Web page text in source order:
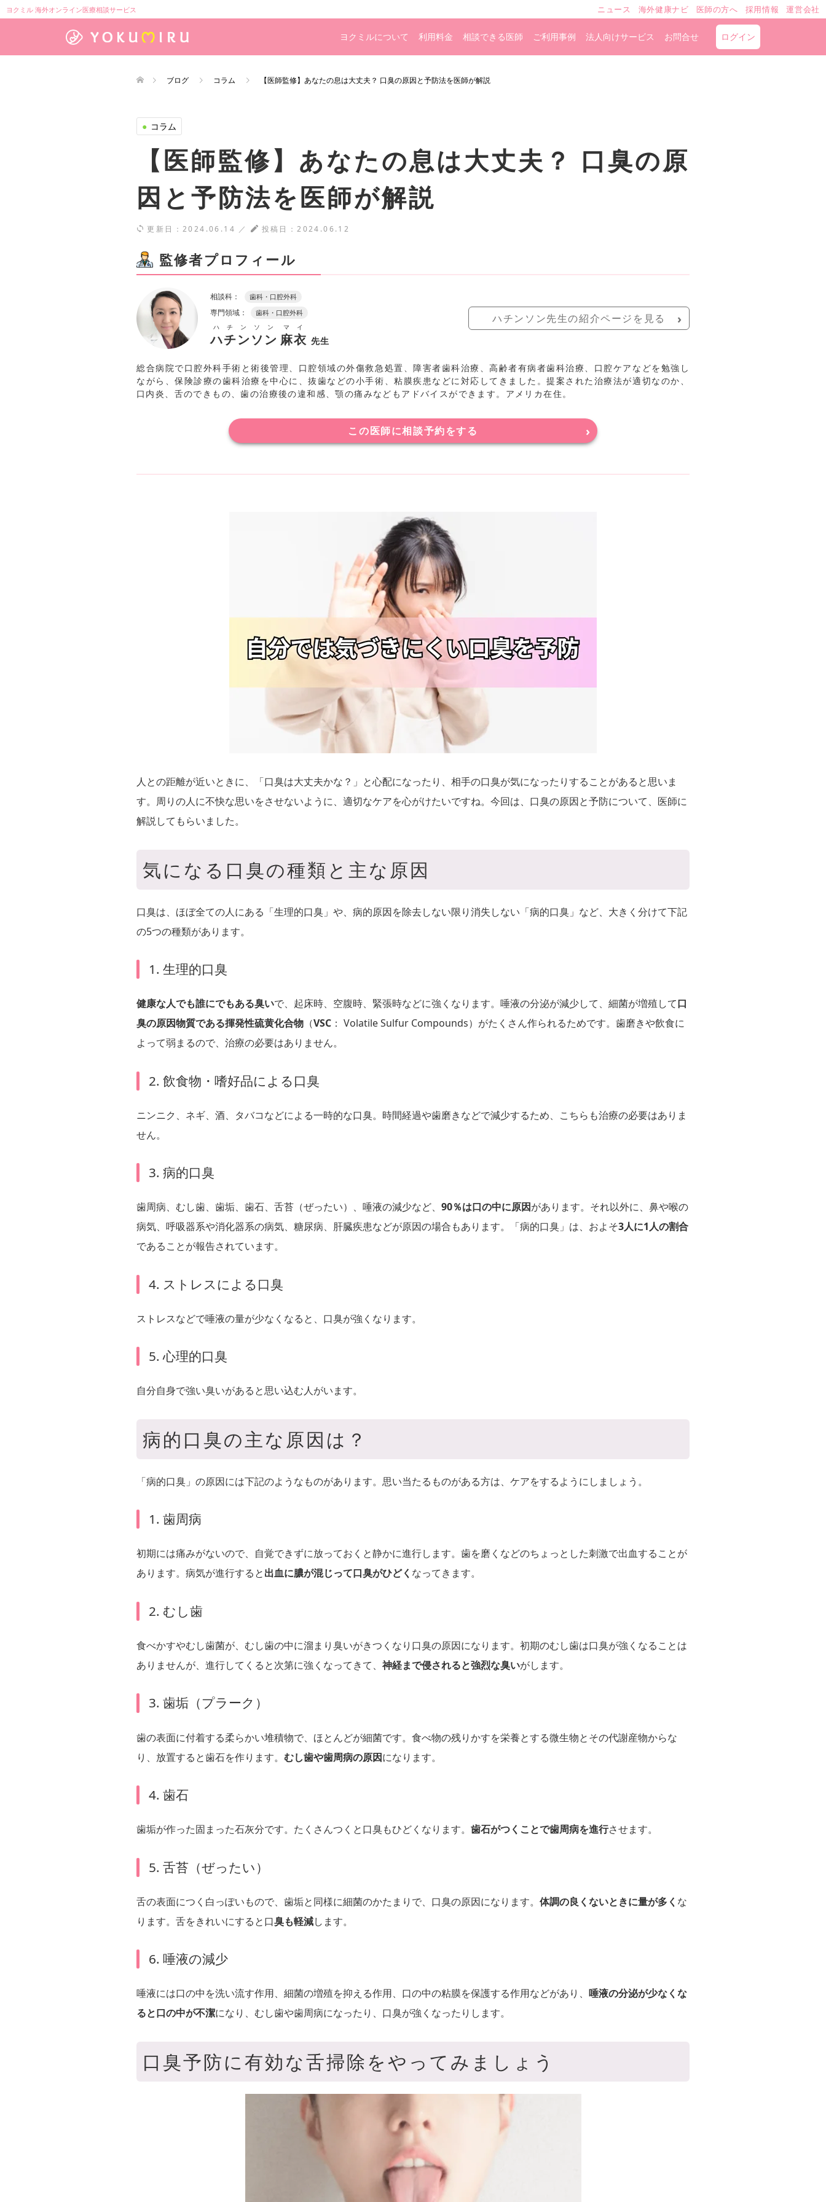
ヨクミル 海外オンライン医療相談サービス ニュース 海外健康ナビ 医師の方へ 採用情報 運営会社
ヨクミルについて 利用料金 相談できる医師 ご利用事例 法人向けサービス お問合せ ログイン
ブログ コラム 【医師監修】あなたの息は大丈夫？ 口臭の原因と予防法を医師が解説
● コラム
【医師監修】あなたの息は大丈夫？ 口臭の原
因と予防法を医師が解説
更新日： 2024.06.14 ／ 投稿日：2024.06.12
監修者プロフィール
相談科： 歯科・口腔外科
専門領域： 歯科・口腔外科
ハチンソン
ハチンソン
麻衣
マイ
先生
ハチンソン先生の紹介ページを見る
総合病院で口腔外科手術と術後管理、口腔領域の外傷救急処置、障害者歯科治療、高齢者有病者歯科治療、口腔ケアなどを勉強し
ながら、保険診療の歯科治療を中心に、抜歯などの小手術、粘膜疾患などに対応してきました。提案された治療法が適切なのか、
口内炎、舌のできもの、歯の治療後の違和感、顎の痛みなどもアドバイスができます。アメリカ在住。
この医師に相談予約をする
人との距離が近いときに、「口臭は大丈夫かな？」と心配になったり、相手の口臭が気になったりすることがあると思いま
す。周りの人に不快な思いをさせないように、適切なケアを心がけたいですね。今回は、口臭の原因と予防について、医師に
解説してもらいました。
気になる口臭の種類と主な原因
口臭は、ほぼ全ての人にある「生理的口臭」や、病的原因を除去しない限り消失しない「病的口臭」など、大きく分けて下記
の5つの種類があります。
1. 生理的口臭
健康な人でも誰にでもある臭いで、起床時、空腹時、緊張時などに強くなります。唾液の分泌が減少して、細菌が増殖して口
臭の原因物質である揮発性硫黄化合物 （VSC ： Volatile Sulfur Compounds）がたくさん作られるためです。歯磨きや飲食に
よって弱まるので、治療の必要はありません。
2. 飲食物・嗜好品による口臭
ニンニク、ネギ、酒、タバコなどによる一時的な口臭。時間経過や歯磨きなどで減少するため、こちらも治療の必要はありま
せん。
3. 病的口臭
歯周病、むし歯、歯垢、歯石、舌苔（ぜったい）、唾液の減少など、 90％は口の中に原因があります。それ以外に、鼻や喉の
病気、呼吸器系や消化器系の病気、糖尿病、肝臓疾患などが原因の場合もあります。「病的口臭」は、およそ3人に1人の割合
であることが報告されています。
4. ストレスによる口臭
ストレスなどで唾液の量が少なくなると、口臭が強くなります。
5. 心理的口臭
自分自身で強い臭いがあると思い込む人がいます。
病的口臭の主な原因は？
「病的口臭」の原因には下記のようなものがあります。思い当たるものがある方は、ケアをするようにしましょう。
1. 歯周病
初期には痛みがないので、自覚できずに放っておくと静かに進行します。歯を磨くなどのちょっとした刺激で出血することが
あります。病気が進行すると出血に膿が混じって口臭がひどく なってきます。
2. むし歯
食べかすやむし歯菌が、むし歯の中に溜まり臭いがきつくなり口臭の原因になります。初期のむし歯は口臭が強くなることは
ありませんが、進行してくると次第に強くなってきて、 神経まで侵されると強烈な臭いがします。
3. 歯垢（プラーク）
歯の表面に付着する柔らかい堆積物で、ほとんどが細菌です。食べ物の残りかすを栄養とする微生物とその代謝産物からな
り、放置すると歯石を作ります。 むし歯や歯周病の原因になります。
4. 歯石
歯垢が作った固まった石灰分です。たくさんつくと口臭もひどくなります。 歯石がつくことで歯周病を進行させます。
5. 舌苔（ぜったい）
舌の表面につく白っぽいもので、歯垢と同様に細菌のかたまりで、口臭の原因になります。 体調の良くないときに量が多く な
ります。舌をきれいにすると口臭も軽減します。
6. 唾液の減少
唾液には口の中を洗い流す作用、細菌の増殖を抑える作用、口の中の粘膜を保護する作用などがあり、 唾液の分泌が少なくな
ると口の中が不潔になり、むし歯や歯周病になったり、口臭が強くなったりします。
口臭予防に有効な舌掃除をやってみましょう